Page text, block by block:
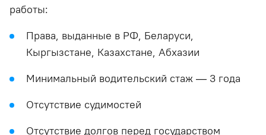
работы:
Права, выданные в РФ, Беларуси,
Кыргызстане, Казахстане, Абхазии
Минимальный водительский стаж — 3 года
Отсутствие судимостей
Отсутствие долгов перед государством